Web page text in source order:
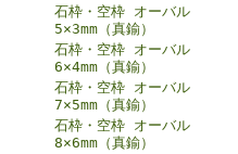
石枠・空枠 オーバル
5×3mm（真鍮）
石枠・空枠 オーバル
6×4mm（真鍮）
石枠・空枠 オーバル
7×5mm（真鍮）
石枠・空枠 オーバル
8×6mm（真鍮）